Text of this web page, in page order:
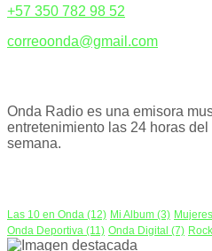
+57 350 782 98 52
correoonda@gmail.com
Onda Radio es una emisora
entretenimiento las 24 horas
semana.
Las 10 en Onda (12) Mi Album (3)
Onda Deportiva (11) Onda Digital (7)